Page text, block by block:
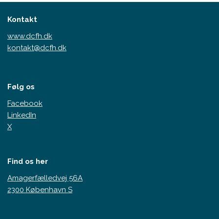
Kontakt
www.dcfh.dk
kontakt@dcfh.dk
Følg os
Facebook
LinkedIn
X
Find os her
Amagerfælledvej 56A
2300 København S